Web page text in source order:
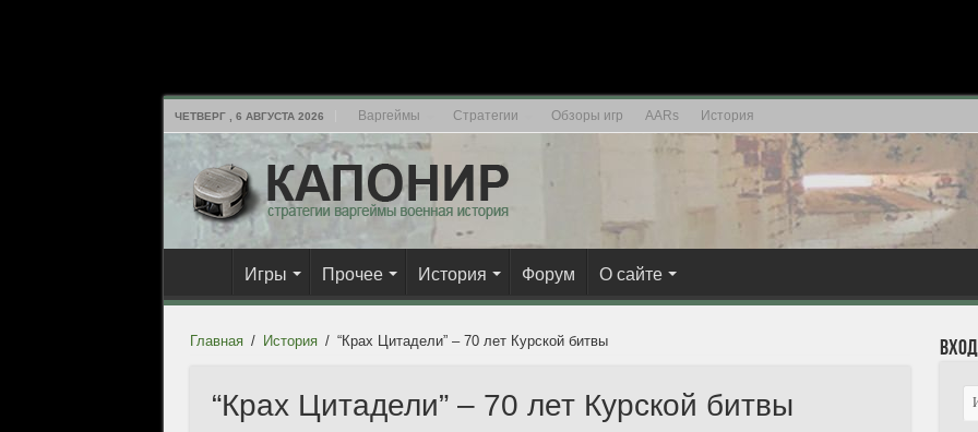
ЧЕТВЕРГ , 6 АВГУСТА 2026 Варгеймы Стратегии Обзоры игр AARs История
Игры Прочее История Форум О сайте
Главная / История / “Крах Цитадели” – 70 лет Курской битвы
“Крах Цитадели” – 70 лет Курской битвы